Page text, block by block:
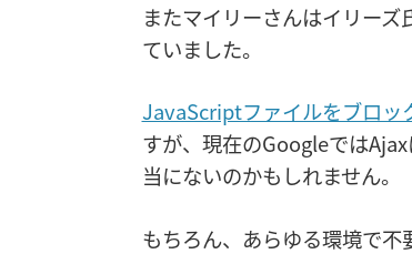
またマイリーさんはイリーズ
ていました。
JavaScriptファイルをブロッ
すが、現在のGoogleでは
当にないのかもしれません。
もちろん、あらゆる環境で不